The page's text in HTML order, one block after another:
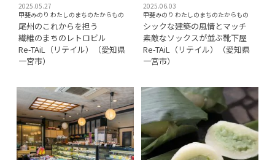
2025.05.27
甲斐みのり わたしのまちのたからもの
尾州のこれからを担う
繊維のまちのレトロビル
Re-TAiL（リテイル）（愛知県
一宮市）
2025.06.03
甲斐みのり わたしのまちのたからもの
シックな建築の風情とマッチ
素敵なソックスが並ぶ靴下屋
Re-TAiL（リテイル）（愛知県
一宮市）